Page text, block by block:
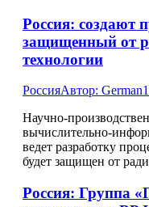
Россия: создают
защищенный от
технологии
РоссияАвтор: German
Научно-
вычислительно-
ведет разработку
будет защищен от
Россия: Группа